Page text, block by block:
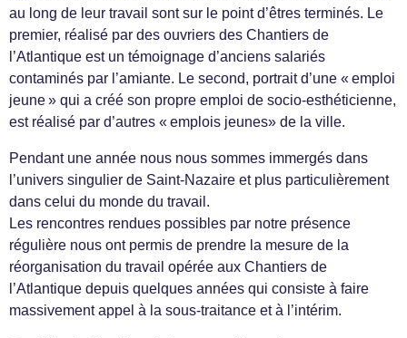
au long de leur travail sont sur le point d’êtres terminés. Le
premier, réalisé par des ouvriers des Chantiers de
l’Atlantique est un témoignage d’anciens salariés
contaminés par l’amiante. Le second, portrait d’une « emploi
jeune » qui a créé son propre emploi de socio-esthéticienne,
est réalisé par d’autres « emplois jeunes» de la ville.
Pendant une année nous nous sommes immergés dans
l’univers singulier de Saint-Nazaire et plus particulièrement
dans celui du monde du travail.
Les rencontres rendues possibles par notre présence
régulière nous ont permis de prendre la mesure de la
réorganisation du travail opérée aux Chantiers de
l’Atlantique depuis quelques années qui consiste à faire
massivement appel à la sous-traitance et à l’intérim.